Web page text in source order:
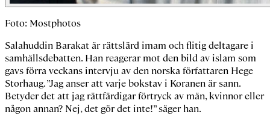
Foto: Mostphotos
Salahuddin Barakat är rättslärd imam och flitig deltagare i
samhällsdebatten. Han reagerar mot den bild av islam som
gavs förra veckans intervju av den norska författaren Hege
Storhaug. ”Jag anser att varje bokstav i Koranen är sann.
Betyder det att jag rättfärdigar förtryck av män, kvinnor eller
någon annan? Nej, det gör det inte!” säger han.